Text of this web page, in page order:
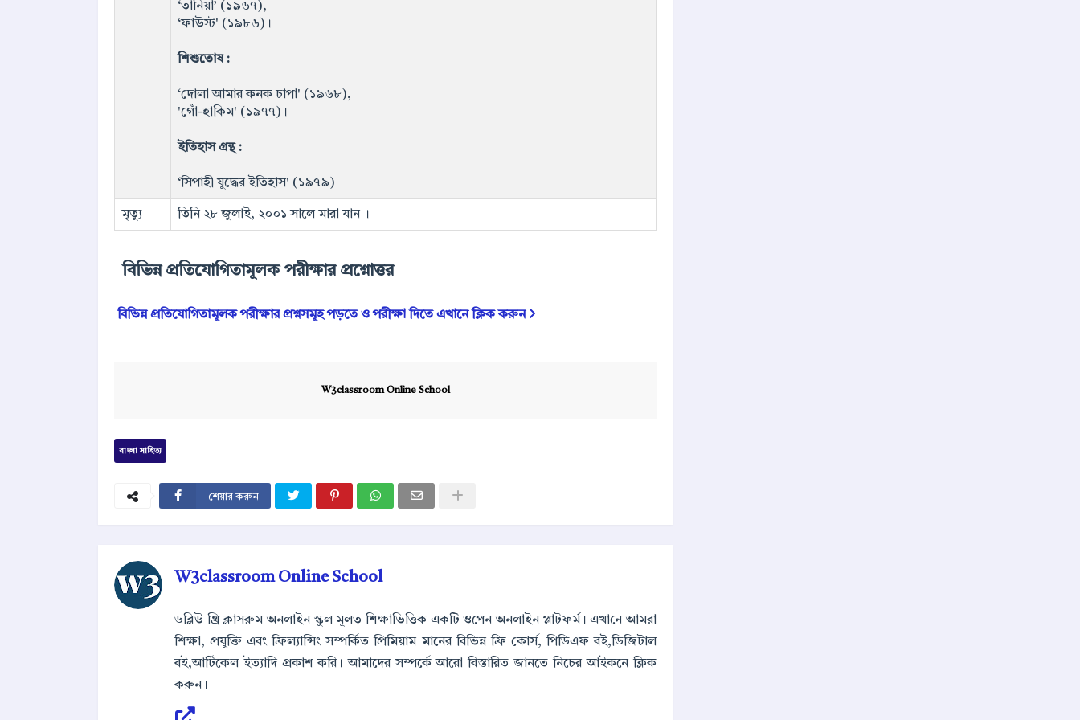
‘তানিয়া’ (১৯৬৭),
‘ফাউস্ট' (১৯৮৬)।
শিশুতোষ :
‘দোলা আমার কনক চাপা' (১৯৬৮),
'গোঁ-হাকিম' (১৯৭৭)।
ইতিহাস গ্রন্থ :
‘সিপাহী যুদ্ধের ইতিহাস' (১৯৭৯)
মৃত্যু তিনি ২৮ জুলাই, ২০০১ সালে মারা যান ।
বিভিন্ন প্রতিযোগিতামূলক পরীক্ষার প্রশ্নোত্তর
বিভিন্ন প্রতিযোগিতামূলক পরীক্ষার প্রশ্নসমূহ পড়তে ও পরীক্ষা দিতে এখানে ক্লিক করুন
W3classroom Online School
বাংলা সাহিত্য
শেয়ার করুন
W3classroom Online School
ডব্লিউ থ্রি ক্লাসরুম অনলাইন স্কুল মূলত শিক্ষাভিত্তিক একটি ওপেন অনলাইন প্লাটফর্ম। এখানে আমরা
শিক্ষা, প্রযুক্তি এবং ফ্রিল্যান্সিং সম্পর্কিত প্রিমিয়াম মানের বিভিন্ন ফ্রি কোর্স, পিডিএফ বই,ডিজিটাল
বই,আর্টিকেল ইত্যাদি প্রকাশ করি। আমাদের সম্পর্কে আরো বিস্তারিত জানতে নিচের আইকনে ক্লিক
করুন।